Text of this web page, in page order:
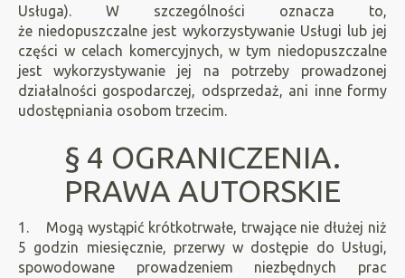
Usługa). W szczególności oznacza to,
że niedopuszczalne jest wykorzystywanie Usługi lub jej
części w celach komercyjnych, w tym niedopuszczalne
jest wykorzystywanie jej na potrzeby prowadzonej
działalności gospodarczej, odsprzedaż, ani inne formy
udostępniania osobom trzecim.
§ 4 OGRANICZENIA.
PRAWA AUTORSKIE
1. Mogą wystąpić krótkotrwałe, trwające nie dłużej niż
5 godzin miesięcznie, przerwy w dostępie do Usługi,
spowodowane prowadzeniem niezbędnych prac